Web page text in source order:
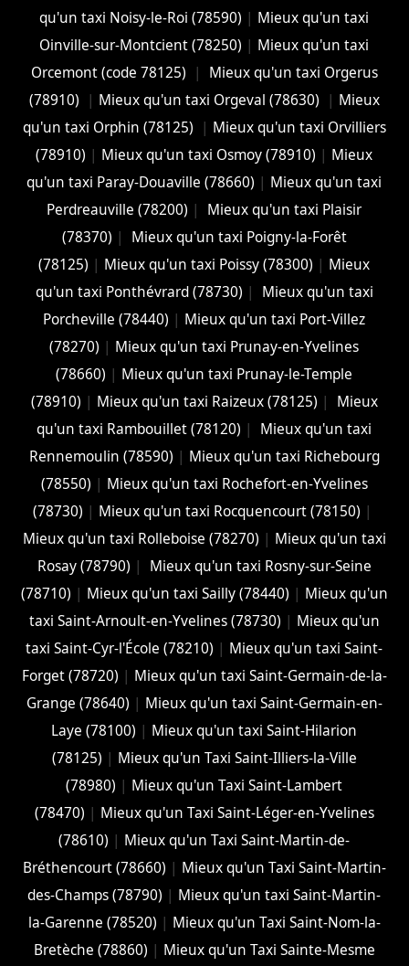
qu'un taxi Noisy-le-Roi (78590) | Mieux qu'un taxi
Oinville-sur-Montcient (78250) | Mieux qu'un taxi
Orcemont (code 78125)
|
Mieux qu'un taxi Orgerus
(78910)
| Mieux qu'un taxi Orgeval (78630) | Mieux
qu'un taxi Orphin (78125)
| Mieux qu'un taxi Orvilliers
(78910) | Mieux qu'un taxi Osmoy (78910) | Mieux
qu'un taxi Paray-Douaville (78660) | Mieux qu'un taxi
Perdreauville (78200) |
Mieux qu'un taxi Plaisir
(78370) |
Mieux qu'un taxi Poigny-la-Forêt
(78125) | Mieux qu'un taxi Poissy (78300) | Mieux
qu'un taxi Ponthévrard (78730) |
Mieux qu'un taxi
Porcheville (78440) | Mieux qu'un taxi Port-Villez
(78270) | Mieux qu'un taxi Prunay-en-Yvelines
(78660) | Mieux qu'un taxi Prunay-le-Temple
(78910) | Mieux qu'un taxi Raizeux (78125) |
Mieux
qu'un taxi Rambouillet (78120) |
Mieux qu'un taxi
Rennemoulin (78590) | Mieux qu'un taxi Richebourg
(78550) | Mieux qu'un taxi Rochefort-en-Yvelines
(78730) | Mieux qu'un taxi Rocquencourt (78150) |
Mieux qu'un taxi Rolleboise (78270) | Mieux qu'un taxi
Rosay (78790) |
Mieux qu'un taxi Rosny-sur-Seine
(78710) | Mieux qu'un taxi Sailly (78440) | Mieux qu'un
taxi Saint-Arnoult-en-Yvelines (78730) | Mieux qu'un
taxi Saint-Cyr-l'École (78210) | Mieux qu'un taxi Saint-
Forget (78720) | Mieux qu'un taxi Saint-Germain-de-la-
Grange (78640) | Mieux qu'un taxi Saint-Germain-en-
Laye (78100) | Mieux qu'un taxi Saint-Hilarion
(78125) | Mieux qu'un Taxi Saint-Illiers-la-Ville
(78980) | Mieux qu'un Taxi Saint-Lambert
(78470) | Mieux qu'un Taxi Saint-Léger-en-Yvelines
(78610) | Mieux qu'un Taxi Saint-Martin-de-
Bréthencourt (78660) | Mieux qu'un Taxi Saint-Martin-
des-Champs (78790) | Mieux qu'un taxi Saint-Martin-
la-Garenne (78520) | Mieux qu'un Taxi Saint-Nom-la-
Bretèche (78860) | Mieux qu'un Taxi Sainte-Mesme